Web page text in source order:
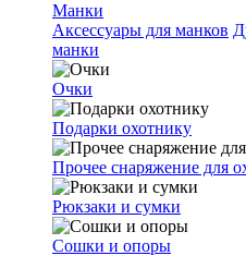
Манки
Аксессуары для манков
манки
Очки
Подарки охотнику
Прочее снаряжение для
Рюкзаки и сумки
Сошки и опоры